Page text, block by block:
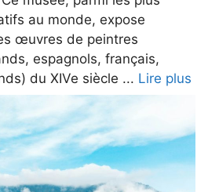
au monde, expose
œuvres de peintres
espagnols, français,
du XIVe siècle ... Lire plus